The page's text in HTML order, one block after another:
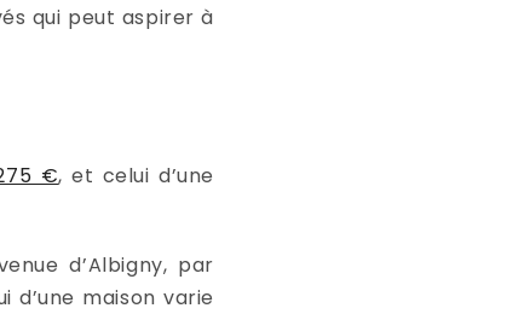
qui peut aspirer à
€, et celui d’une
d’Albigny, par
d’une maison varie